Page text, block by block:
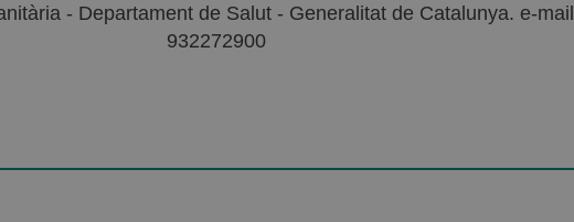
- Departament de Salut - Generalitat de Catalunya. e-
932272900